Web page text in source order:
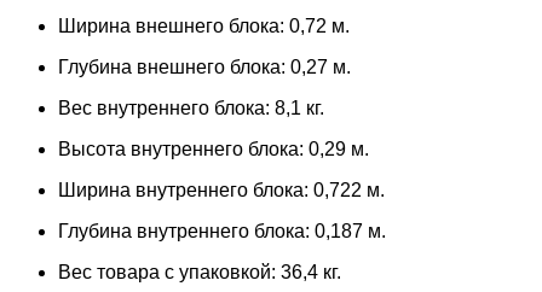
Ширина внешнего блока: 0,72 м.
Глубина внешнего блока: 0,27 м.
Вес внутреннего блока: 8,1 кг.
Высота внутреннего блока: 0,29 м.
Ширина внутреннего блока: 0,722 м.
Глубина внутреннего блока: 0,187 м.
Вес товара с упаковкой: 36,4 кг.